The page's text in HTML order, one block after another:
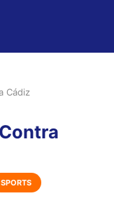
Cádiz
SPORTS